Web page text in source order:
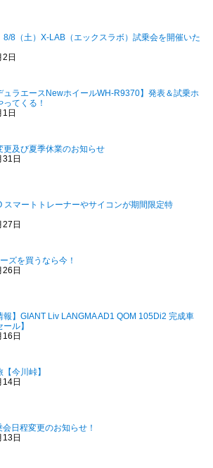
8/8（土）X-LAB（エックスラボ）試乗会を開催いた
日
ュラエースNewホイールWH-R9370】発表＆試乗ホ
てくる！
日
更及び夏季休業のお知らせ
日
スマートトレーナーやサイコンが期間限定特
日
ズを買うなら今！
日
報】GIANT Liv LANGMA AD1 QOM 105Di2 完成車
ール】
日
今川峠】
日
日程変更のお知らせ！
日